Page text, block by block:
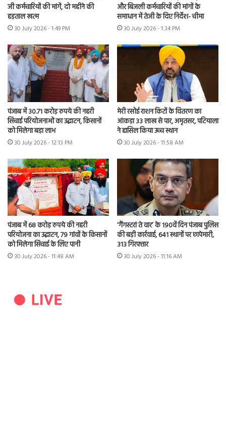
जी कर्मचारियों की मांगें, दो महीने की
हड़ताल खत्म
30 July 2026 - 1:49 PM
और बिजली कर्मचारियों की मांगों के
समाधान में तेजी के दिए निर्देश- चीमा
30 July 2026 - 1:34 PM
पंजाब में 30.71 करोड़ रुपये की नहरी
सिंचाई परियोजनाओं का उद्घाटन, किसानों
को मिलेगा बड़ा लाभ
30 July 2026 - 12:13 PM
मेरी रसोई राशन किटों के वितरण का
आंकड़ा 33 लाख से पार, अमृतसर, पटियाला
ने हासिल किया उच्च स्थान
30 July 2026 - 11:58 AM
पंजाब में 68 करोड़ रुपये की नहरी
परियोजना का उद्घाटन, 79 गांवों के किसानों
को मिलेगा सिंचाई के लिए पानी
30 July 2026 - 11:48 AM
‘गैंगस्टरां ते वार’ के 190वें दिन पंजाब पुलिस
की बड़ी कार्रवाई, 641 स्थानों पर छापेमारी,
313 गिरफ्तार
30 July 2026 - 11:16 AM